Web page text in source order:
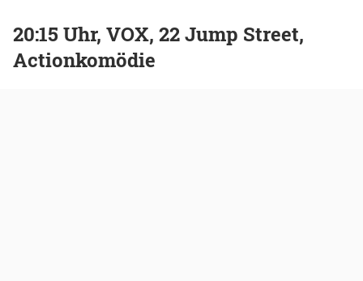
20:15 Uhr, VOX, 22 Jump Street,
Actionkomödie